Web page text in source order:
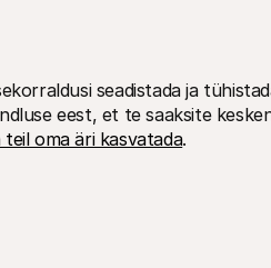
seadistada ja
eest, et te saaksite
teil oma äri kasvatada.